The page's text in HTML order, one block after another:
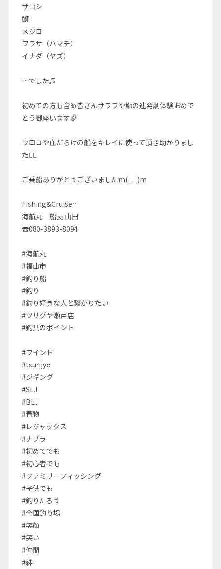
サゴシ
鰤
メジロ
ワラサ（ハマチ）
イナダ（ヤズ）
…でした♫
初めての方も含め皆さんサワラや鰤の連発劇体験おめで
とう御座います🌈
ウロコや血だらけの船をキレイに使って頂き助かりまし
た🙇‍♂️
ご乗船ありがとうございましたm(_ _)m
Fishing&Cruise…
海航丸 船長 山田
☎080-3893-8094
#海航丸
#福山市
#釣り船
#釣り
#釣り好きな人と繋がりたい
#ツリグヤ瀬戸店
#釣具のポイント
#ワインド
#tsurijyo
#ジギング
#SLJ
#BLJ
#青物
#レジャックス
#ナブラ
#初めてでも
#初心者でも
#ファミリーフィッシング
#子供でも
#釣りたろう
#全国釣り場
#笑顔
#笑い
#仲間
#絆